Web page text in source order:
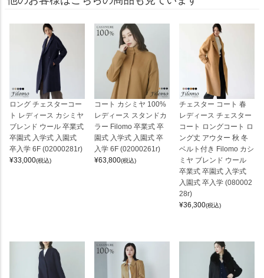
ロング チェスターコー
ト レディース カシミヤ
ブレンド ウール 卒業式
卒園式 入学式 入園式
卒入学 6F (02000281r)
¥33,000(税込)
コート カシミヤ 100%
レディース スタンドカ
ラー Filomo 卒業式 卒
園式 入学式 入園式 卒
入学 6F (02000261r)
¥63,800(税込)
チェスター コート 春
レディース チェスター
コート ロングコート ロ
ング丈 アウター 秋 冬
ベルト付き Filomo カシ
ミヤ ブレンド ウール
卒業式 卒園式 入学式
入園式 卒入学 (080002
28r)
¥36,300(税込)